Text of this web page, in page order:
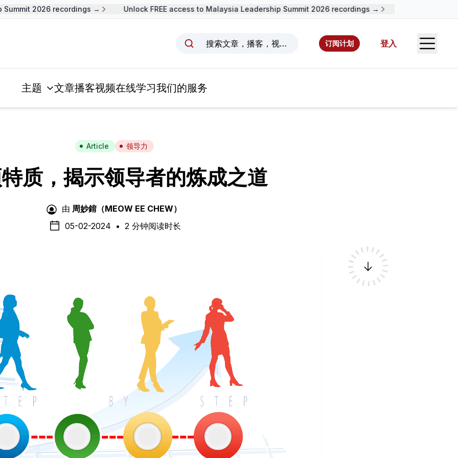
2026 recordings → Unlock FREE access to Malaysia Leadership Summit 2026 recordings →
搜索文章，播客，视频，资源，作者。
订阅计划 登入 Open
主题 文章播客视频在线学习我们的服务
Article 领导力
质，揭示领导者的炼成之道
由 周妙錥（MEOW EE CHEW）
05-02-2024 • 2 分钟阅读时长